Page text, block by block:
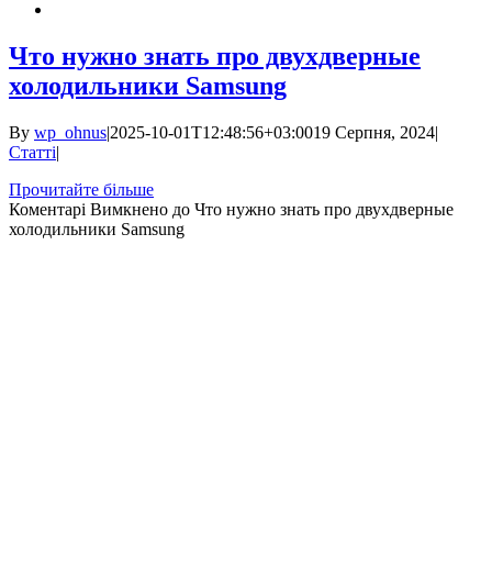
Что нужно знать про двухдверные
холодильники Samsung
By wp_ohnus|2025-10-01T12:48:56+03:0019 Серпня, 2024|
Статті|
Прочитайте більше
Коментарі Вимкнено до Что нужно знать про двухдверные
холодильники Samsung